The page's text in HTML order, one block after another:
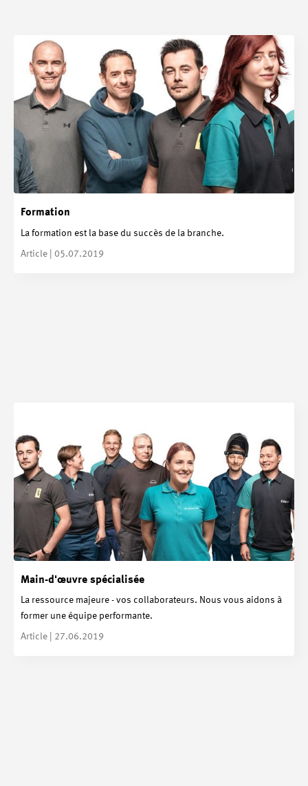
Formation
La formation est la base du succès de la branche.
Article | 05.07.2019
Main-d'œuvre spécialisée
La ressource majeure - vos collaborateurs. Nous vous aidons à
former une équipe performante.
Article | 27.06.2019